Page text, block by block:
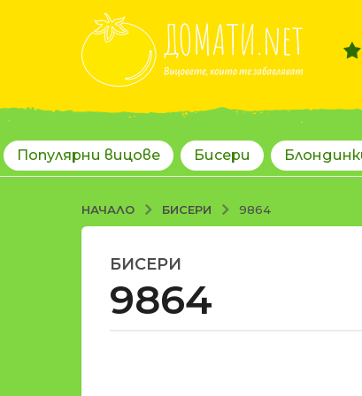
Популярни вицове Бисери
НАЧАЛО БИСЕРИ 9864
1
8
г
БИСЕРИ
9864